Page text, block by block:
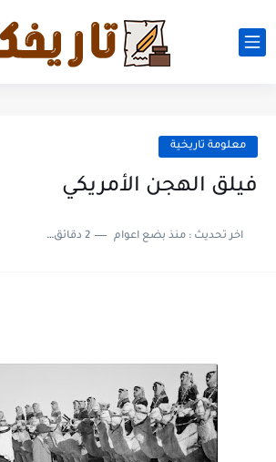
معلومة تاريخية
فيلق الهجن الأمريكي
اخر تحديث :منذ بضع اعوام 2 دقائق للقراءة